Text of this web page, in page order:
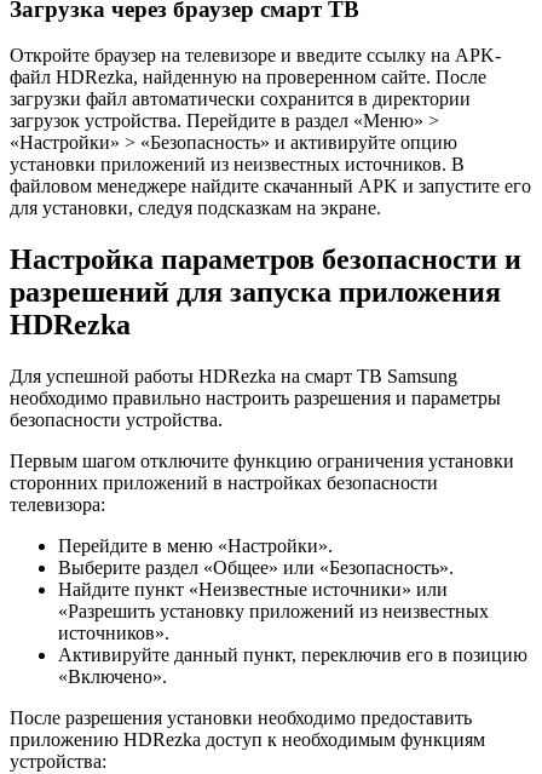
Загрузка через браузер смарт ТВ
Откройте браузер на телевизоре и введите ссылку на APK-
файл HDRezka, найденную на проверенном сайте. После
загрузки файл автоматически сохранится в директории
загрузок устройства. Перейдите в раздел «Меню» >
«Настройки» > «Безопасность» и активируйте опцию
установки приложений из неизвестных источников. В
файловом менеджере найдите скачанный APK и запустите его
для установки, следуя подсказкам на экране.
Настройка параметров безопасности и
разрешений для запуска приложения
HDRezka
Для успешной работы HDRezka на смарт ТВ Samsung
необходимо правильно настроить разрешения и параметры
безопасности устройства.
Первым шагом отключите функцию ограничения установки
сторонних приложений в настройках безопасности
телевизора:
Перейдите в меню «Настройки».
Выберите раздел «Общее» или «Безопасность».
Найдите пункт «Неизвестные источники» или
«Разрешить установку приложений из неизвестных
источников».
Активируйте данный пункт, переключив его в позицию
«Включено».
После разрешения установки необходимо предоставить
приложению HDRezka доступ к необходимым функциям
устройства: